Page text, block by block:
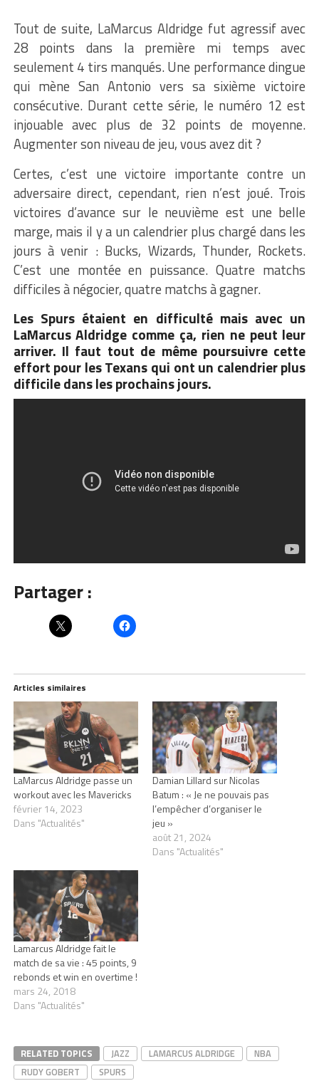
Tout de suite, LaMarcus Aldridge fut agressif avec
28 points dans la première mi temps avec
seulement 4 tirs manqués. Une performance dingue
qui mène San Antonio vers sa sixième victoire
consécutive. Durant cette série, le numéro 12 est
injouable avec plus de 32 points de moyenne.
Augmenter son niveau de jeu, vous avez dit ?
Certes, c’est une victoire importante contre un
adversaire direct, cependant, rien n’est joué. Trois
victoires d’avance sur le neuvième est une belle
marge, mais il y a un calendrier plus chargé dans les
jours à venir : Bucks, Wizards, Thunder, Rockets.
C’est une montée en puissance. Quatre matchs
difficiles à négocier, quatre matchs à gagner.
Les Spurs étaient en difficulté mais avec un
LaMarcus Aldridge comme ça, rien ne peut leur
arriver. Il faut tout de même poursuivre cette
effort pour les Texans qui ont un calendrier plus
difficile dans les prochains jours.
Partager :
Articles similaires
LaMarcus Aldridge passe un
workout avec les Mavericks
février 14, 2023
Dans "Actualités"
Damian Lillard sur Nicolas
Batum : « Je ne pouvais pas
l’empêcher d’organiser le
jeu »
août 21, 2024
Dans "Actualités"
Lamarcus Aldridge fait le
match de sa vie : 45 points, 9
rebonds et win en overtime !
mars 24, 2018
Dans "Actualités"
RELATED TOPICS JAZZ LAMARCUS ALDRIDGE
NBA
RUDY GOBERT
SPURS